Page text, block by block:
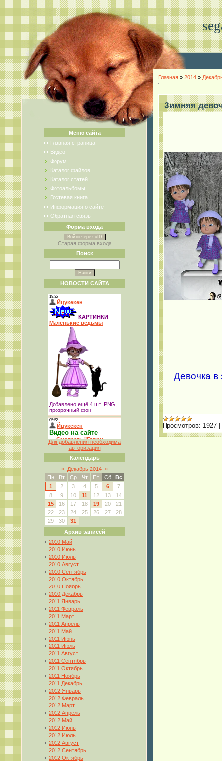
Меню сайта
Главная страница
Видео
Форум
Каталог файлов
Каталог статей
Фотоальбомы
Гостевая книга
Информация о сайте
Обратная связь
Форма входа
Войти через uID
Старая форма входа
Поиск
НОВОСТИ САЙТА
Для добавления необходима
авторизация
Календарь
« Декабрь 2014 »
Пн
Вт Ср Чт Пт Сб
Вс
1
2 3 4 5 6
7
8
9 10 11 12 13
14
15
16 17 18 19 20
21
22
23 24 25 26 27
28
29
30
31
Архив записей
2010 Май
2010 Июнь
2010 Июль
2010 Август
2010 Сентябрь
2010 Октябрь
2010 Ноябрь
2010 Декабрь
2011 Январь
2011 Февраль
2011 Март
2011 Апрель
2011 Май
2011 Июнь
2011 Июль
2011 Август
2011 Сентябрь
2011 Октябрь
2011 Ноябрь
2011 Декабрь
2012 Январь
2012 Февраль
2012 Март
2012 Апрель
2012 Май
2012 Июнь
2012 Июль
2012 Август
2012 Сентябрь
2012 Октябрь
Главная » 2014 »
Зимняя
Девочка в
Просмотров: 1927